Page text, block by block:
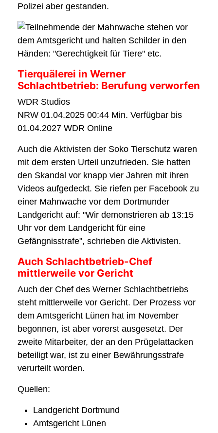
Polizei aber gestanden.
Tierquälerei in Werner
Schlachtbetrieb: Berufung verworfen
WDR Studios
NRW 01.04.2025 00:44 Min. Verfügbar bis
01.04.2027 WDR Online
Auch die Aktivisten der Soko Tierschutz waren
mit dem ersten Urteil unzufrieden. Sie hatten
den Skandal vor knapp vier Jahren mit ihren
Videos aufgedeckt. Sie riefen per Facebook zu
einer Mahnwache vor dem Dortmunder
Landgericht auf: "Wir demonstrieren ab 13:15
Uhr vor dem Landgericht für eine
Gefängnisstrafe", schrieben die Aktivisten.
Auch Schlachtbetrieb-Chef
mittlerweile vor Gericht
Auch der Chef des Werner Schlachtbetriebs
steht mittlerweile vor Gericht. Der Prozess vor
dem Amtsgericht Lünen hat im November
begonnen, ist aber vorerst ausgesetzt. Der
zweite Mitarbeiter, der an den Prügelattacken
beteiligt war, ist zu einer Bewährungsstrafe
verurteilt worden.
Quellen:
Landgericht Dortmund
Amtsgericht Lünen